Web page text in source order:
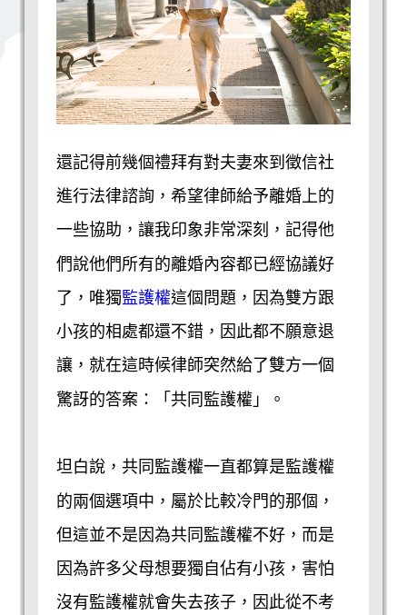
還記得前幾個禮拜有對夫妻來到徵信社
進行法律諮詢，希望律師給予離婚上的
一些協助，讓我印象非常深刻，記得他
們說他們所有的離婚內容都已經協議好
了，唯獨監護權這個問題，因為雙方跟
小孩的相處都還不錯，因此都不願意退
讓，就在這時候律師突然給了雙方一個
驚訝的答案：「共同監護權」。
坦白說，共同監護權一直都算是監護權
的兩個選項中，屬於比較冷門的那個，
但這並不是因為共同監護權不好，而是
因為許多父母想要獨自佔有小孩，害怕
沒有監護權就會失去孩子，因此從不考